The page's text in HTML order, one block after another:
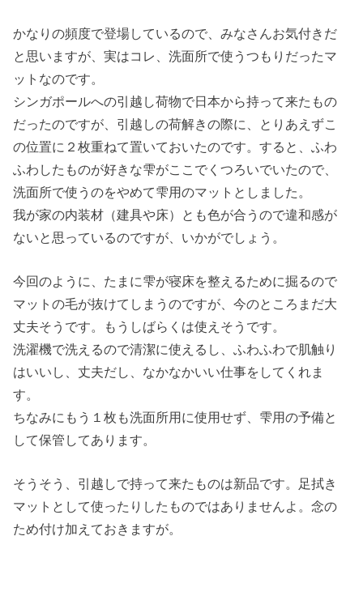
かなりの頻度で登場しているので、みなさんお気付きだ
と思いますが、実はコレ、洗面所で使うつもりだったマ
ットなのです。
シンガポールへの引越し荷物で日本から持って来たもの
だったのですが、引越しの荷解きの際に、とりあえずこ
の位置に２枚重ねて置いておいたのです。すると、ふわ
ふわしたものが好きな雫がここでくつろいでいたので、
洗面所で使うのをやめて雫用のマットとしました。
我が家の内装材（建具や床）とも色が合うので違和感が
ないと思っているのですが、いかがでしょう。
今回のように、たまに雫が寝床を整えるために掘るので
マットの毛が抜けてしまうのですが、今のところまだ大
丈夫そうです。もうしばらくは使えそうです。
洗濯機で洗えるので清潔に使えるし、ふわふわで肌触り
はいいし、丈夫だし、なかなかいい仕事をしてくれま
す。
ちなみにもう１枚も洗面所用に使用せず、雫用の予備と
して保管してあります。
そうそう、引越しで持って来たものは新品です。足拭き
マットとして使ったりしたものではありませんよ。念の
ため付け加えておきますが。